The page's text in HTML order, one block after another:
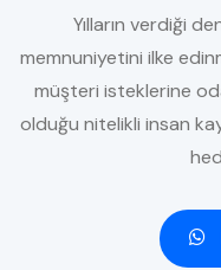
Yılların verdiği
memnuniyetini ilke
müşteri isteklerine
olduğu nitelikli insan